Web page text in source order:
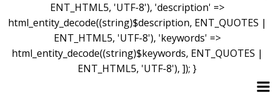
ENT_HTML5, 'UTF-8'), 'description' =>
html_entity_decode((string)$description, ENT_QUOTES |
ENT_HTML5, 'UTF-8'), 'keywords' =>
html_entity_decode((string)$keywords, ENT_QUOTES |
ENT_HTML5, 'UTF-8'), ]); }